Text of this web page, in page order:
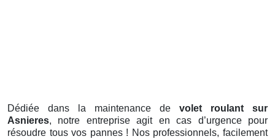
Dédiée dans la maintenance de volet roulant sur
Asnieres, notre entreprise agit en cas d’urgence pour
résoudre tous vos pannes ! Nos professionnels, facilement